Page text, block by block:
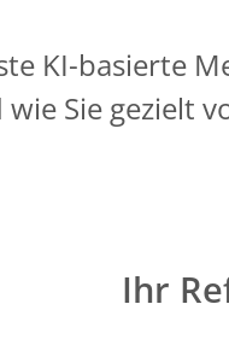
KI-basierte
Sie gezielt
Ihr